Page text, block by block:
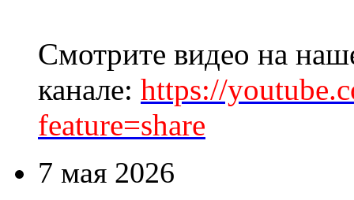
Смотрите видео на
канале: https://
feature=share
7 мая 2026